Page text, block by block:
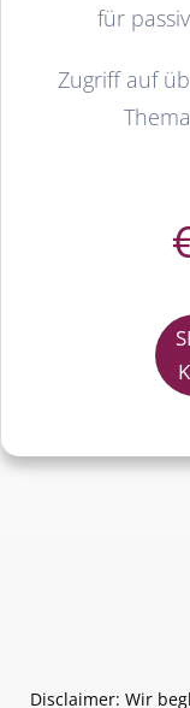
für
Zugriff auf
Disclaimer: Wir